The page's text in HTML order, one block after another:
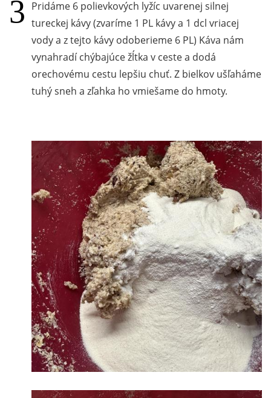
Pridáme 6 polievkových lyžíc uvarenej silnej
tureckej kávy (zvaríme 1 PL kávy a 1 dcl vriacej
vody a z tejto kávy odoberieme 6 PL) Káva nám
vynahradí chýbajúce žĺtka v ceste a dodá
orechovému cestu lepšiu chuť. Z bielkov ušľaháme
tuhý sneh a zľahka ho vmiešame do hmoty.